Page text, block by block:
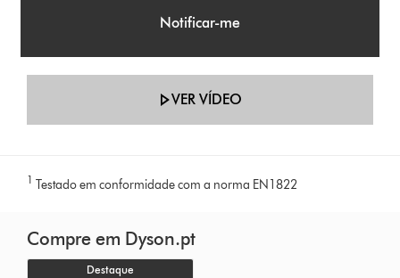
Notificar-me
VER VÍDEO
1 Testado em conformidade com a norma EN1822
Compre em Dyson.pt
Destaque